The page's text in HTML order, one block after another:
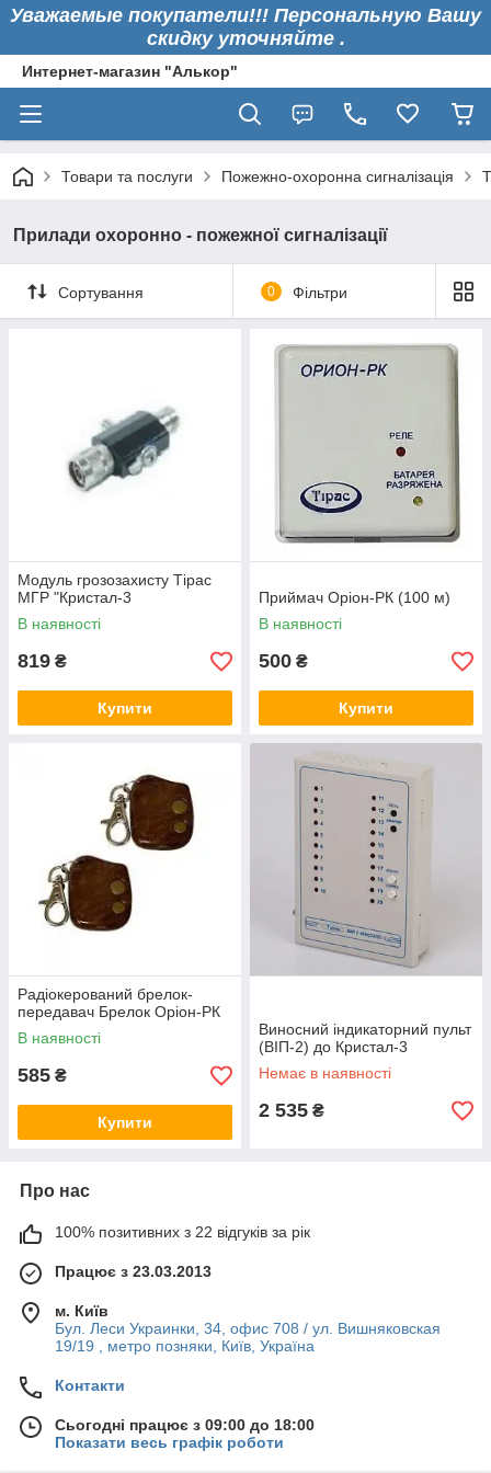
Уважаемые покупатели!!! Персональную Вашу
скидку уточняйте .
Интернет-магазин "Алькор"
Товари та послуги Пожежно-охоронна сигналізація
Прилади охоронно - пожежної сигналізації
Сортування 0 Фільтри
Модуль грозозахисту Тірас
МГР "Кристал-3
В наявності
819 ₴
Купити
Приймач Оріон-РК (100 м)
В наявності
500 ₴
Купити
Радіокерований брелок-
передавач Брелок Оріон-РК
В наявності
585 ₴
Купити
Виносний індикаторний пульт
(ВІП-2) до Кристал-3
Немає в наявності
2 535 ₴
Про нас
100% позитивних з 22 відгуків за рік
Працює з 23.03.2013
м. Київ
Бул. Леси Украинки, 34, офис 708 / ул. Вишняковская
19/19 , метро позняки, Київ, Україна
Контакти
Сьогодні працює з 09:00 до 18:00
Показати весь графік роботи